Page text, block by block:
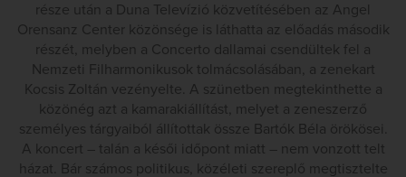
része után a Duna Televízió közvetítésében az Angel
Orensanz Center közönsége is láthatta az előadás második
részét, melyben a Concerto dallamai csendültek fel a
Nemzeti Filharmonikusok tolmácsolásában, a zenekart
Kocsis Zoltán vezényelte. A szünetben megtekinthette a
közönég azt a kamarakiállítást, melyet a zeneszerző
személyes tárgyaiból állítottak össze Bartók Béla örökösei.
A koncert – talán a késői időpont miatt – nem vonzott telt
házat. Bár számos politikus, közéleti szereplő megtisztelte